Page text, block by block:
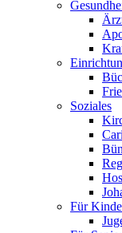
Soziales
Für